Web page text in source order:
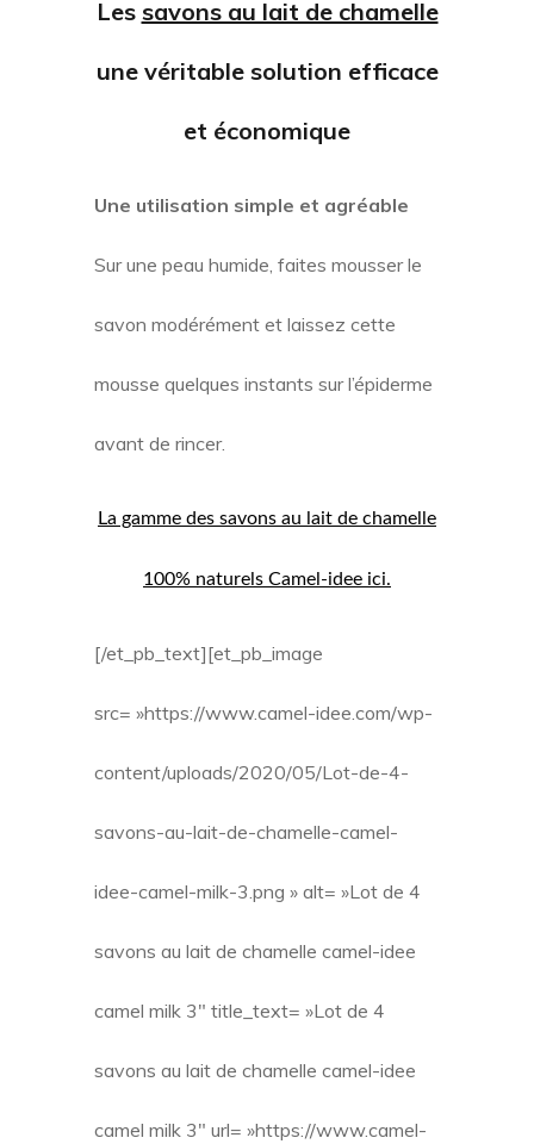
Les savons au lait de chamelle
une véritable solution efficace
et économique
Une utilisation simple et agréable
Sur une peau humide, faites mousser le
savon modérément et laissez cette
mousse quelques instants sur l’épiderme
avant de rincer.
La gamme des savons au lait de chamelle
100% naturels Camel-idee ici.
[/et_pb_text][et_pb_image
src= »https://www.camel-idee.com/wp-
content/uploads/2020/05/Lot-de-4-
savons-au-lait-de-chamelle-camel-
idee-camel-milk-3.png » alt= »Lot de 4
savons au lait de chamelle camel-idee
camel milk 3″ title_text= »Lot de 4
savons au lait de chamelle camel-idee
camel milk 3″ url= »https://www.camel-